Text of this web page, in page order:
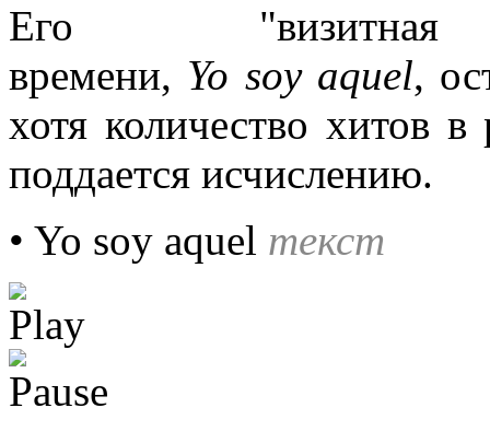
Его
времени, Yo soy aquel,
хотя количество хитов в
поддается исчислению.
• Yo soy aquel текст